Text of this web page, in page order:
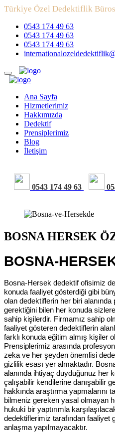
Türkiye Özel Dedektiflik
0543 174 49 63
0543 174 49 63
0543 174 49 63
Ana Sayfa
Hizmetlerimiz
Hakkımızda
Dedektif
Prensiplerimiz
Blog
İletişim
0543 174 49 63
BOSNA HERSEK
BOSNA-
Bosna-Hersek dedektif ofisimiz
konuda faaliyet gösterdiği gibi
olan dedektiflerin her biri
gerektiğini bilen her konuda
sahip kişilerdir. Firmamız sahip
faaliyet gösteren dedektiflerin
farklı konuda eğitim almış kişiler
Prensiplerimiz arasında
zeka ve her şeyden önemlisi
gizlilik esası yer almaktadır.
alanında ihtiyaç duyduğunuz her
çalışabilir kendilerine danışabilir
hakkında araştırma yapmalarını
bilmeniz gereken yasal olmayan
hukuki bir yaptırımla
dedektiflerimiz tarafından
anlaşma yapılmayacaktır.